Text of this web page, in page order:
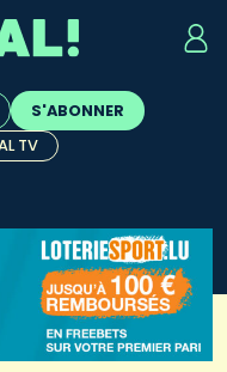
sont
S'ABONNER
TV